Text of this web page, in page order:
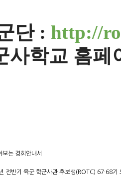
단: http://
사학교 홈
는 경희안내서
전반기 육군 학군사관 후보생(ROTC) 67·68기